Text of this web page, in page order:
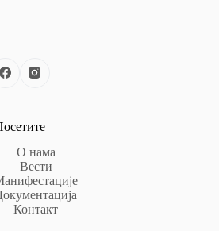
О нама
Вести
Контакт